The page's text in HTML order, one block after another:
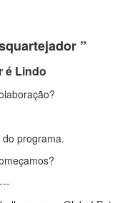
”
é Lindo
programa.